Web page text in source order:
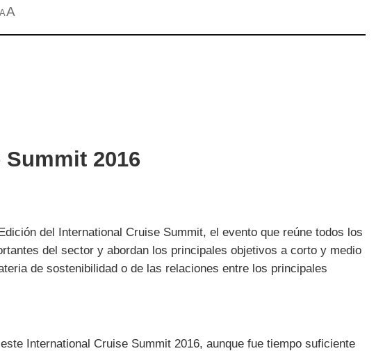
AA
2016
del International Cruise Summit, el evento que reúne todos los
del sector y abordan los principales objetivos a corto y medio
de sostenibilidad o de las relaciones entre los principales
International Cruise Summit 2016, aunque fue tiempo suficiente